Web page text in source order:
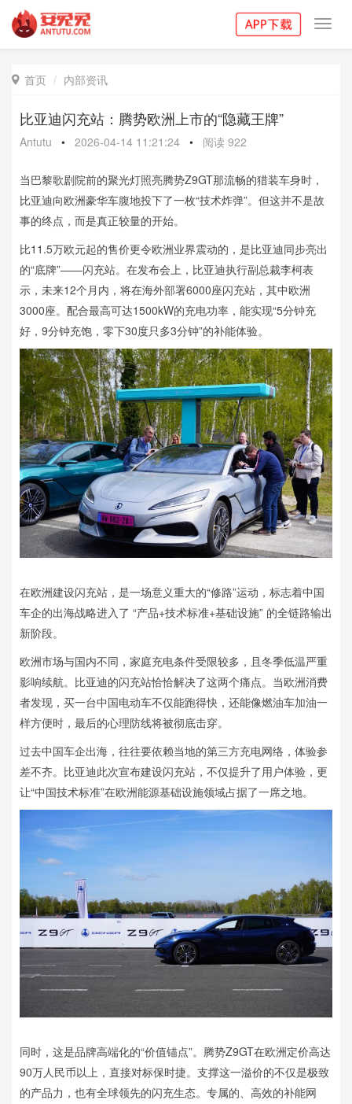
 首页 内部资讯
比亚迪闪充站：腾势欧洲上市的“隐藏王牌”
Antutu • 2026-04-14 11:21:24 • 阅读 922
当巴黎歌剧院前的聚光灯照亮腾势Z9GT那流畅的猎装车身时，
比亚迪向欧洲豪华车腹地投下了一枚“技术炸弹”。但这并不是故
事的终点，而是真正较量的开始。
比11.5万欧元起的售价更令欧洲业界震动的，是比亚迪同步亮出
的“底牌”——闪充站。在发布会上，比亚迪执行副总裁李柯表
示，未来12个月内，将在海外部署6000座闪充站，其中欧洲
3000座。配合最高可达1500kW的充电功率，能实现“5分钟充
好，9分钟充饱，零下30度只多3分钟”的补能体验。
在欧洲建设闪充站，是一场意义重大的“修路”运动，标志着中国
车企的出海战略进入了 “产品+技术标准+基础设施” 的全链路输出
新阶段。
欧洲市场与国内不同，家庭充电条件受限较多，且冬季低温严重
影响续航。比亚迪的闪充站恰恰解决了这两个痛点。当欧洲消费
者发现，买一台中国电动车不仅能跑得快，还能像燃油车加油一
样方便时，最后的心理防线将被彻底击穿。
过去中国车企出海，往往要依赖当地的第三方充电网络，体验参
差不齐。比亚迪此次宣布建设闪充站，不仅提升了用户体验，更
让“中国技术标准”在欧洲能源基础设施领域占据了一席之地。
同时，这是品牌高端化的“价值锚点”。腾势Z9GT在欧洲定价高达
90万人民币以上，直接对标保时捷。支撑这一溢价的不仅是极致
的产品力，也有全球领先的闪充生态。专属的、高效的补能网